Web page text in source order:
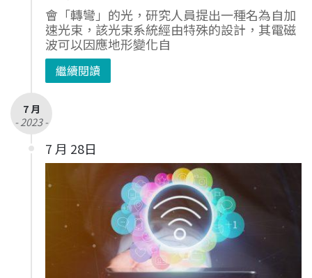
會「轉彎」的光，研究人員提出一種名為自加
速光束，該光束系統經由特殊的設計，其電磁
波可以因應地形變化自
繼續閱讀
7 月
- 2023 -
7 月 28日